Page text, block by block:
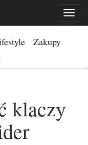
Toggle
Zakupy
klaczy